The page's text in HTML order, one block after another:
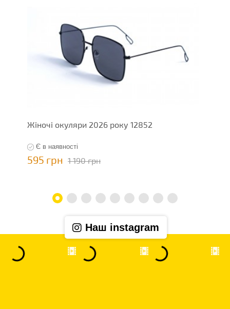
Жіночі окуляри 2026 року 12852
Є в наявності
595 грн 1 190 грн
Наш instagram